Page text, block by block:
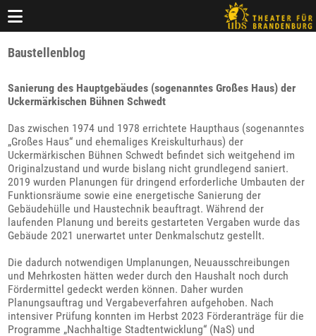
Baustellenblog
Sanierung des Hauptgebäudes (sogenanntes Großes Haus) der
Uckermärkischen Bühnen Schwedt
Das zwischen 1974 und 1978 errichtete Haupthaus (sogenanntes
„Großes Haus“ und ehemaliges Kreiskulturhaus) der
Uckermärkischen Bühnen Schwedt befindet sich weitgehend im
Originalzustand und wurde bislang nicht grundlegend saniert.
2019 wurden Planungen für dringend erforderliche Umbauten der
Funktionsräume sowie eine energetische Sanierung der
Gebäudehülle und Haustechnik beauftragt. Während der
laufenden Planung und bereits gestarteten Vergaben wurde das
Gebäude 2021 unerwartet unter Denkmalschutz gestellt.
Die dadurch notwendigen Umplanungen, Neuausschreibungen
und Mehrkosten hätten weder durch den Haushalt noch durch
Fördermittel gedeckt werden können. Daher wurden
Planungsauftrag und Vergabeverfahren aufgehoben. Nach
intensiver Prüfung konnten im Herbst 2023 Förderanträge für die
Programme „Nachhaltige Stadtentwicklung“ (NaS) und